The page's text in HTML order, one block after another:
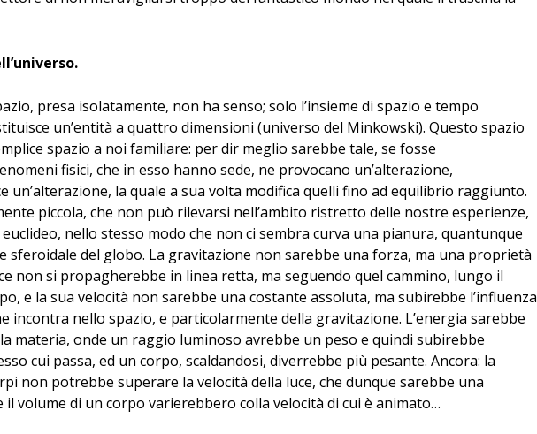
presa isolatamente, non ha senso; solo l’insieme di spazio e tempo
un’entità a quattro dimensioni (universo del Minkowski). Questo spazio
spazio a noi familiare: per dir meglio sarebbe tale, se fosse
fisici, che in esso hanno sede, ne provocano un’alterazione,
un’alterazione, la quale a sua volta modifica quelli fino ad equilibrio raggiunto.
piccola, che non può rilevarsi nell’ambito ristretto delle nostre esperienze,
nello stesso modo che non ci sembra curva una pianura, quantunque
sferoidale del globo. La gravitazione non sarebbe una forza, ma una proprietà
non si propagherebbe in linea retta, ma seguendo quel cammino, lungo il
e la sua velocità non sarebbe una costante assoluta, ma subirebbe l’influenza
incontra nello spazio, e particolarmente della gravitazione. L’energia sarebbe
materia, onde un raggio luminoso avrebbe un peso e quindi subirebbe
cui passa, ed un corpo, scaldandosi, diverrebbe più pesante. Ancora: la
non potrebbe superare la velocità della luce, che dunque sarebbe una
il volume di un corpo varierebbero colla velocità di cui è animato…